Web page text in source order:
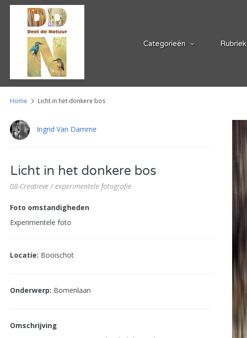
Categorieën
Home Licht in het donkere bos
Ingrid Van Damme
Licht in het donkere bos
08-Creatieve / experimentele fotografie
Foto omstandigheden
Experimentele foto
Locatie: Booischot
Onderwerp: Bomenlaan
Omschrijving